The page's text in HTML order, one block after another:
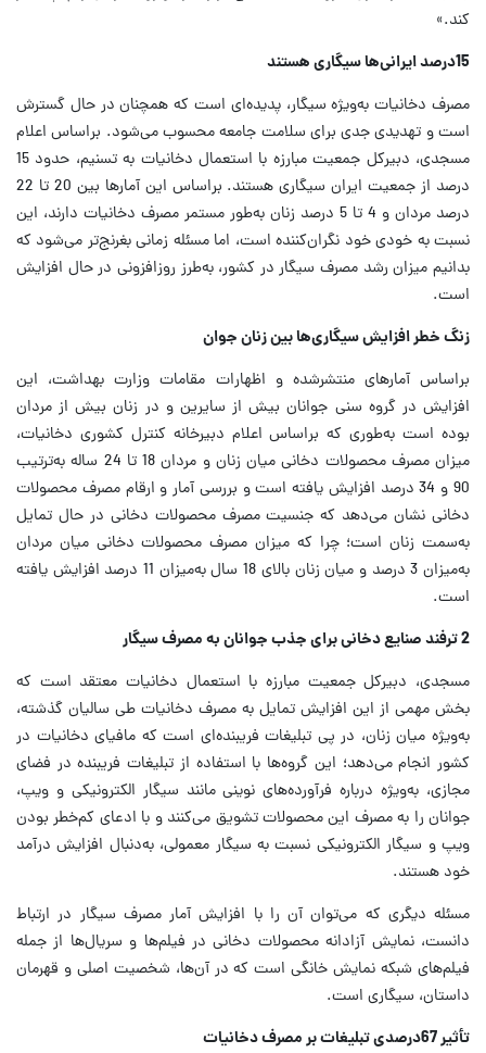
کند.»
15درصد ایرانی‌ها سیگاری هستند
مصرف دخانیات به‌ویژه سیگار، پدیده‌ای است که همچنان در حال گسترش
است و تهدیدی جدی برای سلامت جامعه محسوب می‌شود. براساس اعلام
مسجدی، دبیرکل جمعیت مبارزه با استعمال دخانیات به تسنیم، حدود 15
درصد از جمعیت ایران سیگاری هستند. براساس این آمارها بین 20 تا 22
درصد مردان و 4 تا 5 درصد زنان به‌طور مستمر مصرف دخانیات دارند، این
نسبت به خودی خود نگران‌کننده است، اما مسئله زمانی بغرنج‌تر می‌شود که
بدانیم میزان رشد مصرف سیگار در کشور، به‌طرز روزافزونی در حال افزایش
است.
زنگ خطر افزایش سیگاری‌ها بین زنان جوان
براساس آمارهای منتشرشده و اظهارات مقامات وزارت بهداشت، این
افزایش در گروه سنی جوانان بیش از سایرین و در زنان بیش از مردان
بوده است به‌طوری که براساس اعلام دبیرخانه کنترل کشوری دخانیات،
میزان مصرف محصولات دخانی میان زنان و مردان 18 تا 24 ساله به‌ترتیب
90 و 34 درصد افزایش یافته است و بررسی آمار و ارقام مصرف محصولات
دخانی نشان می‌دهد که جنسیت مصرف محصولات دخانی در حال تمایل
به‌سمت زنان است؛ چرا که میزان مصرف محصولات دخانی میان مردان
به‌میزان 3 درصد و میان زنان بالای 18 سال به‌میزان 11 درصد افزایش یافته
است.
2 ترفند صنایع دخانی برای جذب جوانان به مصرف سیگار
مسجدی، دبیرکل جمعیت مبارزه با استعمال دخانیات معتقد است که
بخش مهمی از این افزایش تمایل به مصرف دخانیات طی سالیان گذشته،
به‌ویژه میان زنان، در پی تبلیغات فریبنده‌ای است که مافیای دخانیات در
کشور انجام می‌دهد؛ این گروه‌ها با استفاده از تبلیغات فریبنده در فضای
مجازی، به‌ویژه درباره فرآورده‌های نوینی مانند سیگار الکترونیکی و ویپ،
جوانان را به مصرف این محصولات تشویق می‌کنند و با ادعای کم‌خطر بودن
ویپ و سیگار الکترونیکی نسبت به سیگار معمولی، به‌دنبال افزایش درآمد
خود هستند.
مسئله دیگری که می‌توان آن را با افزایش آمار مصرف سیگار در ارتباط
دانست، نمایش آزادانه محصولات دخانی در فیلم‌ها و سریال‌‌ها از جمله
فیلم‌های شبکه نمایش خانگی است که در آن‌ها، شخصیت اصلی و قهرمان
داستان، سیگاری است.
تأثیر 67درصدی تبلیغات بر مصرف دخانیات